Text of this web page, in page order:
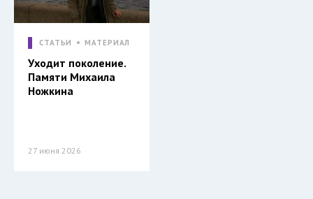
СТАТЬИ МАТЕРИАЛ
Уходит поколение.
Памяти Михаила
Ножкина
27 июня 2026